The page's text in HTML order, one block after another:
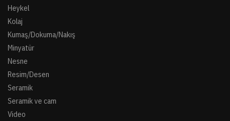
Heykel
Kolaj
Kumaş/Dokuma/Nakış
Minyatür
Nesne
Resim/Desen
Seramik
Seramik ve cam
Video